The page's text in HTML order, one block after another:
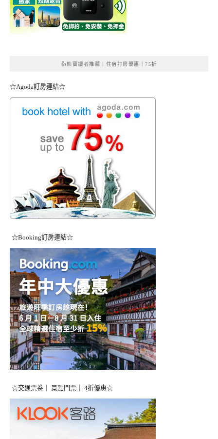
👍熊寶讀者推薦｜住宿訂房優惠｜75折
☆Agoda訂房連結☆
☆Booking訂房連結☆
☆交通票卷｜ 景點門票｜ 4折優惠☆